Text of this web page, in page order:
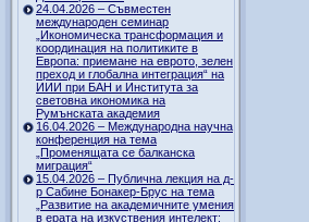
24.04.2026 – Съвместен
международен семинар
„Икономическа трансформация и
координация на политиките в
Европа: приемане на еврото, зелен
преход и глобална интеграция“ на
ИИИ при БАН и Института за
световна икономика на
Румънската академия
16.04.2026 – Международна научна
конференция на тема
„Променящата се балканска
миграция“
15.04.2026 – Публична лекция на д-
р Сабине Бонакер-Брус на тема
„Развитие на академичните умения
в ерата на изкуствения интелект: